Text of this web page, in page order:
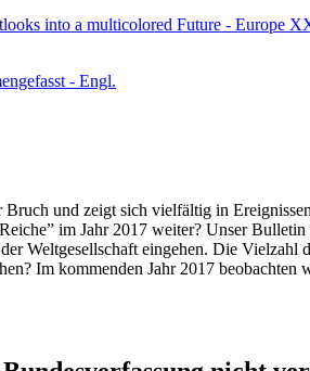
into a multicolored Future - Europe
- Engl.
und zeigt sich vielfältig in
im Jahr 2017 weiter? Unser
Weltgesellschaft eingehen. Die Vielzahl
Im kommenden Jahr 2017